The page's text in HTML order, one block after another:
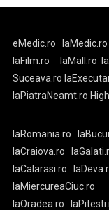
eMedic.ro laMedic.ro
laFilm.ro
laMall.ro
Suceava.ro
laPiatraNeamt.ro
laRomania.ro
laCraiova.ro
laCalarasi.ro
laMiercureaCiuc.ro
laOradea.ro